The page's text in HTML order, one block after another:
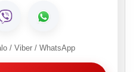
/ Viber / WhatsApp